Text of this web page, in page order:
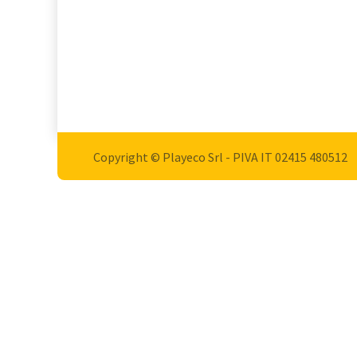
Copyright © Playeco Srl - PIVA IT 02415 ​480512